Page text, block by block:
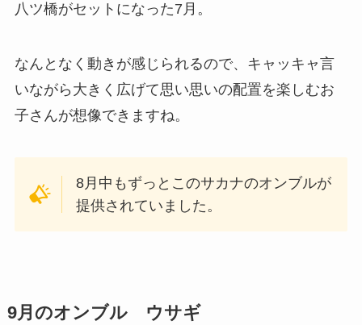
八ツ橋がセットになった7月。
なんとなく動きが感じられるので、キャッキャ言
いながら大きく広げて思い思いの配置を楽しむお
子さんが想像できますね。
8月中もずっとこのサカナのオンブルが
提供されていました。
9月のオンブル ウサギ